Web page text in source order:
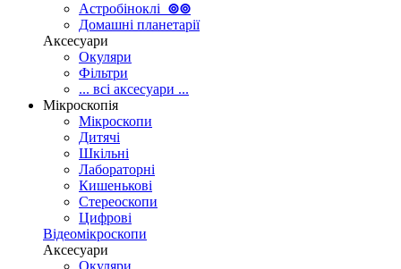
Астробіноклі ⊚⊚
Домашні планетарії
Аксесуари
Окуляри
Фільтри
... всі аксесуари ...
Мікроскопія
Мікроскопи
Дитячі
Шкільні
Лабораторні
Кишенькові
Стереоскопи
Цифрові
Відеомікроскопи
Аксесуари
Окуляри